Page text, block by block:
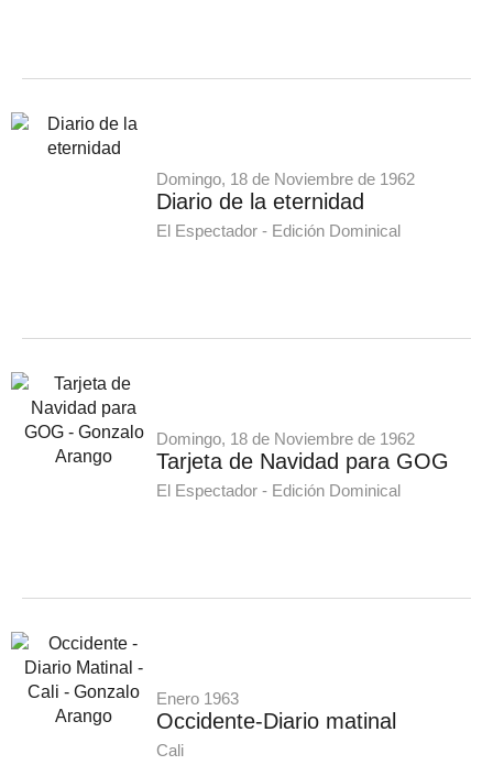
Domingo, 18 de Noviembre de 1962
Diario de la eternidad
El Espectador - Edición Dominical
Domingo, 18 de Noviembre de 1962
Tarjeta de Navidad para GOG
El Espectador - Edición Dominical
Enero 1963
Occidente-Diario matinal
Cali